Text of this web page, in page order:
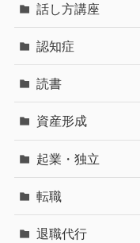
話し方講座
認知症
読書
資産形成
起業・独立
転職
退職代行